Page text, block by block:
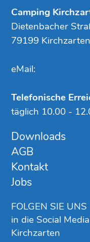
Downloads
AGB
Kontakt
Jobs
FOLGEN SIE UNS
in die Social
Kirchzarten
Camping
Dietenbacher
79199 Kirchzarten
eMail:
Telefonische
täglich 10.00 -